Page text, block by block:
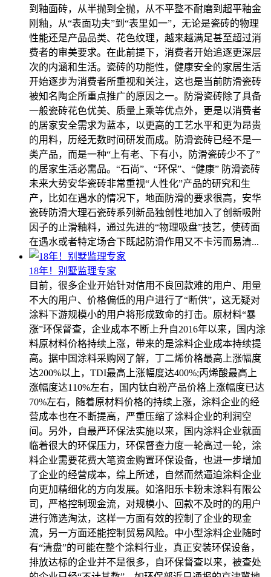
到釉面砖，从半抛到全抛，从不平整不耐磨到超平釉金
刚釉，从“表面功夫”到“表里如一”，无论是瓷砖的物理
性能还是产品品类、花色纹理，越来越满足甚至超过消
费者的审美要求。在此前提下，消费者开始追逐更深层
次的内涵和生活。瓷砖的功能性，健康安全的家居生活
开始逐步为消费者所重视和关注，这也是当前防滑瓷砖
被知名陶企所重点推广的原因之一。防滑瓷砖除了具备
一般瓷砖花色优美、质量上乘等优点外，更是以消费者
的居家安全需求为蓝本，以更高的工艺水平和更为昂贵
的用料，历经无数时间研发而成。防滑瓷砖已经不是一
类产品，而是一种“上有老、下有小，防滑瓷砖少不了”
的居家生活必需品。“石尚”、“环保”、“健康” 防滑瓷砖
未来大势安华瓷砖非常重视“人性化”产品的研究和生
产，比如在遇水的情况下，地面防滑的要求很高，安华
瓷砖防滑大理石瓷砖系列新品独创性地加入了创新吸附
因子的止滑釉料，通过先进的“物理吸盘”技艺，使砖面
在遇水或者特定场合下既起防滑作用又不卡污而易清...
18年！别墅监理专家
目前，很多企业开始针对信用不良回款难的用户、用量
不大的用户、价格偏低的用户进行了“断供”，这无疑对
涂料下游规模小的用户将形成致命的打击。原材料“暴
涨”环保督查，企业成本不断上升自2016年以来，国内涂
料原材料价格持续上涨，带来的是涂料企业成本持续提
高。据中国涂料采购网了解，丁二烯价格最高上涨幅度
达200%以上，TDI最高上涨幅度达400%;丙烯酸最高上
涨幅度达110%左右，国内钛白粉产品价格上涨幅度已达
70%左右，随着原材料价格的持续上涨，涂料企业的经
营成本也在不断提高，严重压缩了涂料企业的利润空
间。另外，自最严环保法实施以来，国内涂料企业就面
临着很大的环保压力，环保督查力度一轮高过一轮，涂
料企业需要花费大笔资金购置环保设备，也进一步增加
了企业的经营成本，综上所述，自然而然逼迫涂料企业
向更加精细化的方向发展。如洛阳乐卡粉末涂料有限公
司，严格控制现金流，对规模小、回款不及时的的用户
进行筛选淘汰，这样一方面有效的控制了企业的现金
流，另一方面还能控制贸易风险。中小型涂料企业随时
有“清盘”的可能在整个涂料行业，真正安装环保设备，
排放达标的企业并不是很多，自环保督查以来，被查处